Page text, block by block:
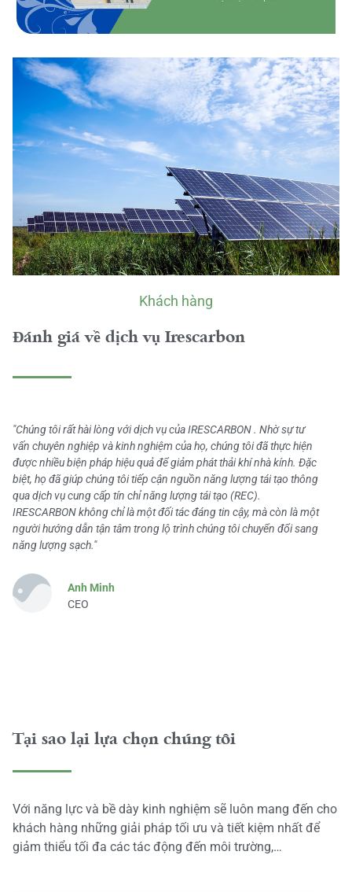
Khách hàng
Đánh giá về dịch vụ Irescarbon
"Chúng tôi rất hài lòng với dịch vụ của IRESCARBON . Nhờ sự tư
vấn chuyên nghiệp và kinh nghiệm của họ, chúng tôi đã thực hiện
được nhiều biện pháp hiệu quả để giảm phát thải khí nhà kính. Đặc
biệt, họ đã giúp chúng tôi tiếp cận nguồn năng lượng tái tạo thông
qua dịch vụ cung cấp tín chỉ năng lượng tái tạo (REC).
IRESCARBON không chỉ là một đối tác đáng tin cậy, mà còn là một
người hướng dẫn tận tâm trong lộ trình chúng tôi chuyển đổi sang
năng lượng sạch."
Anh Minh
CEO
Tại sao lại lựa chọn chúng tôi
Với năng lực và bề dày kinh nghiệm sẽ luôn mang đến cho
khách hàng những giải pháp tối ưu và tiết kiệm nhất để
giảm thiểu tối đa các tác động đến môi trường,…